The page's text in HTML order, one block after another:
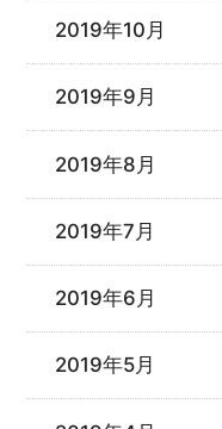
2019年10月
2019年9月
2019年8月
2019年7月
2019年6月
2019年5月